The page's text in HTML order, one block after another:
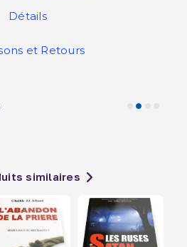
Détails
et Retours
similaires